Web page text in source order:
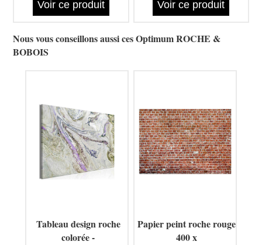
Voir ce produit
Voir ce produit
Nous vous conseillons aussi ces Optimum ROCHE &
BOBOIS
Tableau design roche
colorée -
Papier peint roche rouge
400 x